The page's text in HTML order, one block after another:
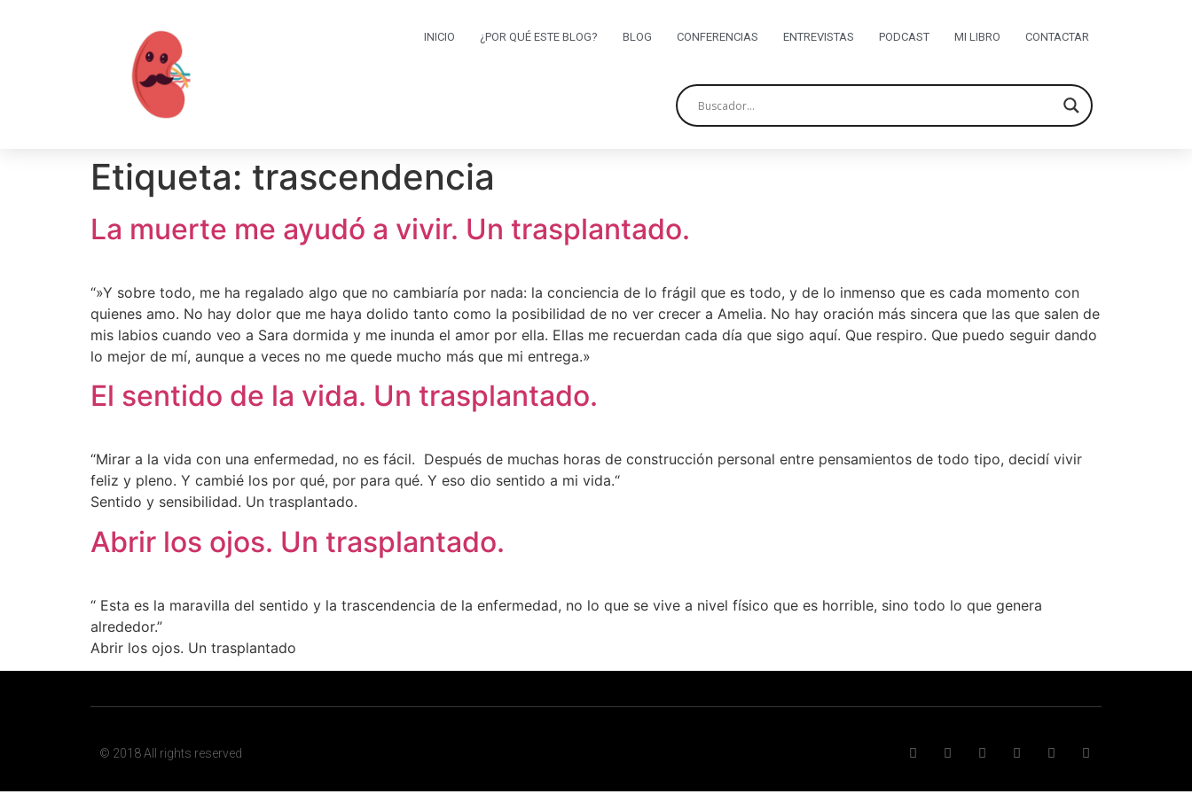
INICIO ¿POR QUÉ ESTE BLOG? BLOG CONFERENCIAS ENTREVISTAS PODCAST MI LIBRO CONTACTAR
Etiqueta: trascendencia
La muerte me ayudó a vivir. Un trasplantado.
“»Y sobre todo, me ha regalado algo que no cambiaría por nada: la conciencia de lo frágil que es todo, y de lo inmenso que es cada momento con
quienes amo. No hay dolor que me haya dolido tanto como la posibilidad de no ver crecer a Amelia. No hay oración más sincera que las que salen de
mis labios cuando veo a Sara dormida y me inunda el amor por ella. Ellas me recuerdan cada día que sigo aquí. Que respiro. Que puedo seguir dando
lo mejor de mí, aunque a veces no me quede mucho más que mi entrega.»
El sentido de la vida. Un trasplantado.
“Mirar a la vida con una enfermedad, no es fácil. Después de muchas horas de construcción personal entre pensamientos de todo tipo, decidí vivir
feliz y pleno. Y cambié los por qué, por para qué. Y eso dio sentido a mi vida.“
Sentido y sensibilidad. Un trasplantado.
Abrir los ojos. Un trasplantado.
“ Esta es la maravilla del sentido y la trascendencia de la enfermedad, no lo que se vive a nivel físico que es horrible, sino todo lo que genera
alrededor.”
Abrir los ojos. Un trasplantado
© 2018 All rights reserved